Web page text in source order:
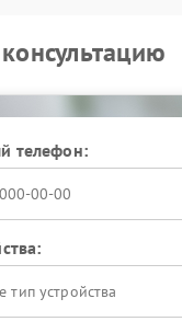
телефон:
тип устройства